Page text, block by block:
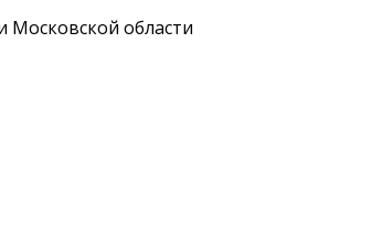
Московской области